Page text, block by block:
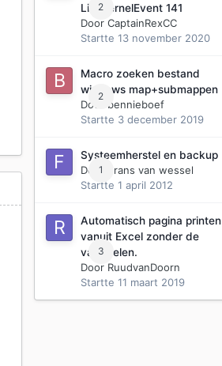
2
LiveKernelEvent 141
Door CaptainRexCC
Startte 13 november 2020
2
Macro zoeken bestand
windows map+submappen
Door bennieboef
Startte 3 december 2019
1
Systeemherstel en backup
Door
Frans van wessel
Startte 1 april 2012
3
Automatisch pagina printen
vanuit Excel zonder de
variabelen.
Door RuudvanDoorn
Startte 11 maart 2019